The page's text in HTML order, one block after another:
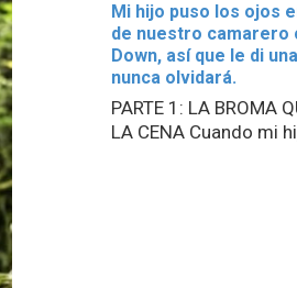
Mi hijo puso los ojos
de nuestro camarero
Down, así que le di
nunca olvidará.
PARTE 1: LA BROMA
LA CENA Cuando mi